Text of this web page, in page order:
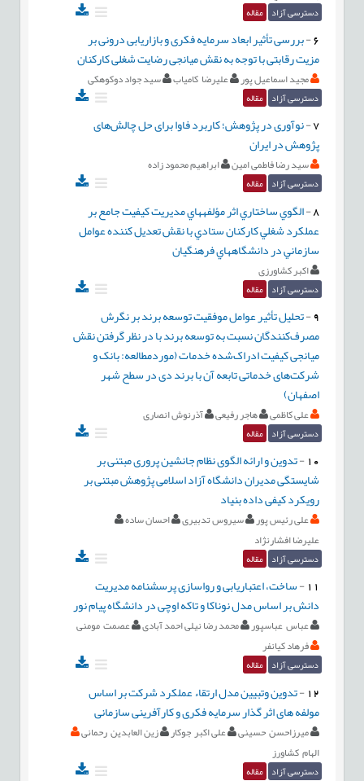
دسترسی آزاد مقاله
6
-بررسی تأثیر ابعاد سرمایه فکری و بازاریابی درونی بر
مزیت رقابتی با توجه به نقش میانجی رضایت شغلی کارکنان
مجید اسماعیل پور علیرضا کامیاب سید جواد دوکوهکی
دسترسی آزاد مقاله
7
-نوآوری در پژوهش؛ کاربرد فاوا برای حل چالش‌های
پژوهش در ایران
سید رضا فاطمی امین ابراهیم محمود زاده
دسترسی آزاد مقاله
8
-الگوي ساختاري اثر مؤلفههاي مديريت کيفيت جامع بر
عملکرد شغلي کارکنان ستادي با نقش تعديل کننده عوامل
سازماني در دانشگاههاي فرهنگيان
اکبر کشاورزی
دسترسی آزاد مقاله
9
-تحلیل تأثیر عوامل موفقیت توسعه برند بر نگرش
مصرف‌کنندگان نسبت به توسعه برند با در نظر گرفتن نقش
میانجی کیفیت ادراک‌شده خدمات (موردمطالعه: بانک و
شرکت‌های خدماتی تابعه آن با برند دی در سطح شهر
اصفهان)
علی کاظمی هاجر رفیعی آذرنوش انصاری
دسترسی آزاد مقاله
10
-تدوین و ارائه الگوی نظام جانشین پروری مبتنی بر
شایستگی مدیران دانشگاه آزاد اسلامی پژوهش مبتنی بر
رویکرد کیفی داده بنیاد
علی رئیس پور سیروس تدبیری
احسان ساده
علیرضا افشارنژاد
دسترسی آزاد مقاله
11
-ساخت، اعتباریابی و رواسازی پرسشنامه مدیریت
دانش بر اساس مدل نوناکا و تاکه اوچی در دانشگاه پیام نور
عباس عباسپور محمد رضا نیلی احمد آبادی
عصمت مومنی
فرهاد کیانفر
دسترسی آزاد مقاله
12
-تدوین وتبیین مدل ارتقاء عملکرد شرکت بر اساس
مولفه های اثر گذار سرمایه فکری و کارآفرینی سازمانی
میرزاحسن حسینی علی اکبر جوکار
زین العابدین رحمانی
الهام کشاورز
دسترسی آزاد مقاله